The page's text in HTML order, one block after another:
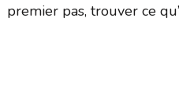
premier pas, trouver ce